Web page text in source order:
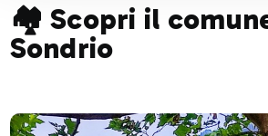
🏘️ Scopri il
Sondrio